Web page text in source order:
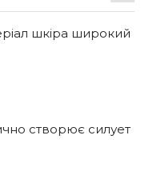
шкіра широкий
створює силует